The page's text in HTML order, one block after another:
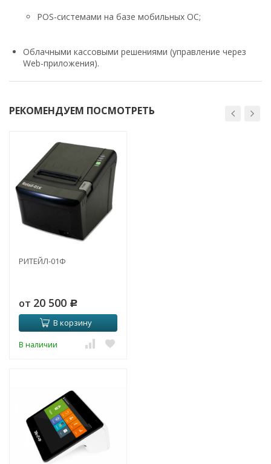
POS-системами на базе мобильных ОС;
Облачными кассовыми решениями (управление через
Web-приложения).
РЕКОМЕНДУЕМ ПОСМОТРЕТЬ
РИТЕЙЛ-01Ф
от 20 500 Р
В корзину
В наличии